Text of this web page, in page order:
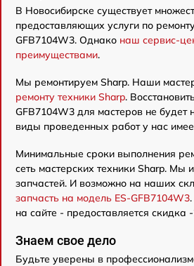
В Новосибирске существует
предоставляющих услуги по
GFB7104W3. Однако наш сервис-
преимуществами.
Мы ремонтируем Sharp. Наши
ремонту техники Sharp.
GFB7104W3 для мастеров не будет
виды проведенных работ у нас
Минимальные сроки выполнения
сеть мастерских техники Sharp. Мы
запчастей. И возможно на наших
запчасть на модель ES-GFB7104W3
на сайте - предоставляется скидка
Знаем свое дело
Будьте уверены в